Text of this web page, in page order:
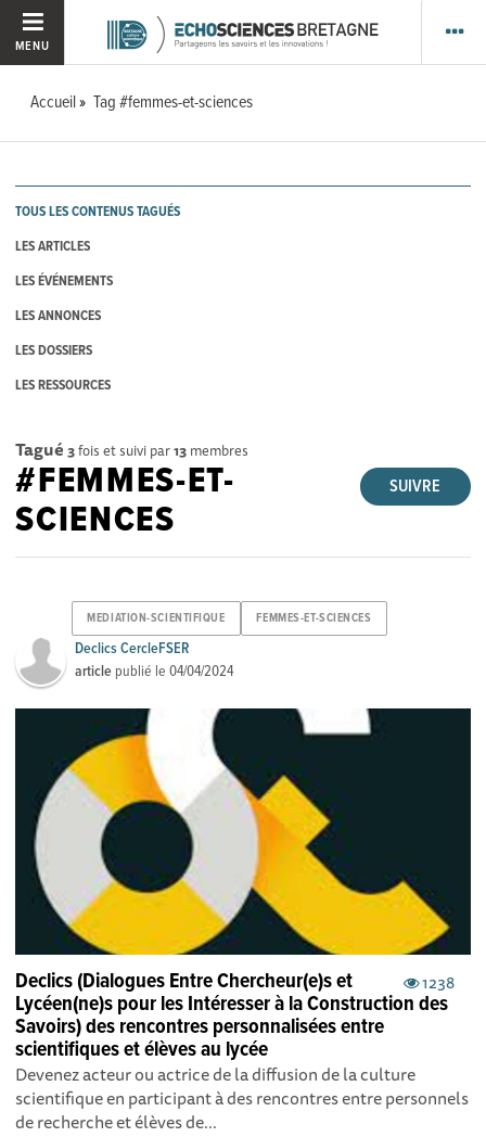
MENU
Accueil Tag #femmes-et-sciences
TOUS LES CONTENUS TAGUÉS
LES ARTICLES
LES ÉVÉNEMENTS
LES ANNONCES
LES DOSSIERS
LES RESSOURCES
Tagué 3fois et suivi par13 membres
SUIVRE
#FEMMES-ET-
SCIENCES
MEDIATION-SCIENTIFIQUE FEMMES-ET-SCIENCES
Declics CercleFSER
article publié le04/04/2024
1238
Declics (Dialogues Entre Chercheur(e)s et
Lycéen(ne)s pour les Intéresser à la Construction des
Savoirs) des rencontres personnalisées entre
scientifiques et élèves au lycée
Devenez acteur ou actrice de la diffusion de la culture
scientifique en participant à des rencontres entre personnels
de recherche et élèves de...